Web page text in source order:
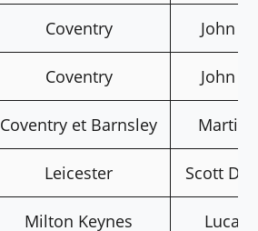
Coventry John
Coventry John
Coventry et Barnsley Martin
Leicester Scott
Milton Keynes Luca